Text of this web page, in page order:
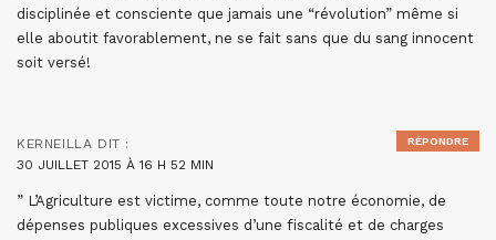
disciplinée et consciente que jamais une “révolution” même si
elle aboutit favorablement, ne se fait sans que du sang innocent
soit versé!
KERNEILLA DIT :
30 JUILLET 2015 À 16 H 52 MIN
” L’Agriculture est victime, comme toute notre économie, de
dépenses publiques excessives d’une fiscalité et de charges
RÉPONDRE